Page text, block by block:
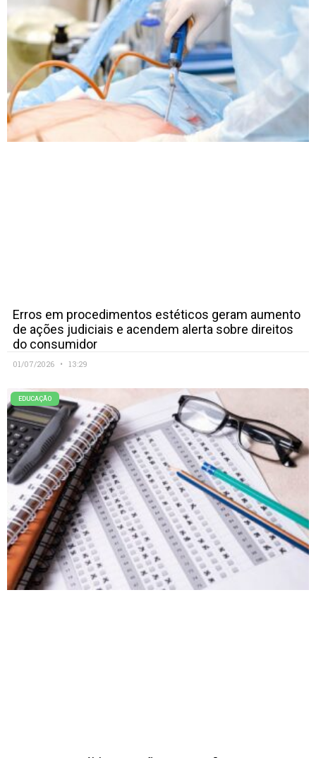
Erros em procedimentos estéticos geram aumento
de ações judiciais e acendem alerta sobre direitos
do consumidor
01/07/2026 13:29
EDUCAÇÃO